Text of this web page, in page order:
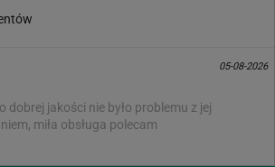
05-08-2026
dobrej jakości nie było problemu z jej
miła obsługa polecam